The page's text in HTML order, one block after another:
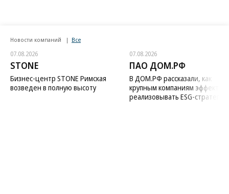
Новости компаний Все
07.08.2026
STONE
Бизнес-центр STONE Римская
возведен в полную высоту
07.08.2026
ПАО ДОМ.РФ
В ДОМ.РФ рассказали, как
крупным компаниям
реализовывать ESG-стратегию